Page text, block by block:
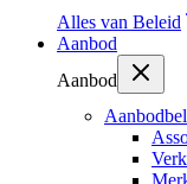
Alles van Beleid
Aanbod
Aanbod